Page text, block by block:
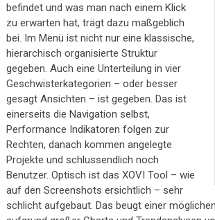
befindet und was man nach einem Klick
zu erwarten hat, trägt dazu maßgeblich
bei. Im Menü ist nicht nur eine klassische,
hierarchisch organisierte Struktur
gegeben. Auch eine Unterteilung in vier
Geschwisterkategorien – oder besser
gesagt Ansichten – ist gegeben. Das ist
einerseits die Navigation selbst,
Performance Indikatoren folgen zur
Rechten, danach kommen angelegte
Projekte und schlussendlich noch
Benutzer. Optisch ist das XOVI Tool – wie
auf den Screenshots ersichtlich – sehr
schlicht aufgebaut. Das beugt einer